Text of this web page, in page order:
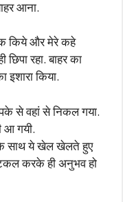
आना.
किये और मेरे कहे
रहा. बाहर का
किया.
से वहां से निकल गया.
आ गयी.
के साथ ये खेल खेलते हुए
करके ही अनुभव हो